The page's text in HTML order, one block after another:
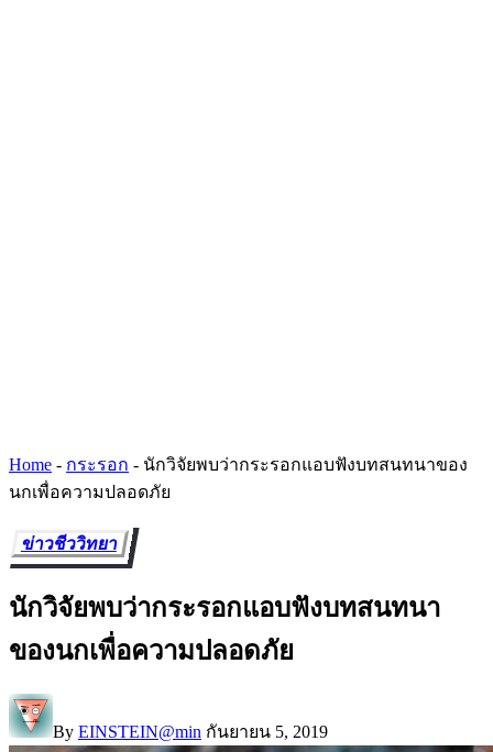
Home - กระรอก - นักวิจัยพบว่ากระรอกแอบฟังบทสนทนาของ
นกเพื่อความปลอดภัย
ข่าวชีววิทยา
นักวิจัยพบว่ากระรอกแอบฟังบทสนทนา
ของนกเพื่อความปลอดภัย
By EINSTEIN@min กันยายน 5, 2019